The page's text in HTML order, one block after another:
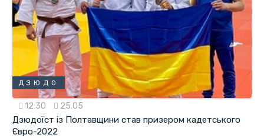
ДЗЮДО
12:30 25.05
Дзюдоїст із Полтавщини став призером кадетського
Євро-2022